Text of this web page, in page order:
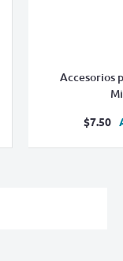
Accesorios
$7.50